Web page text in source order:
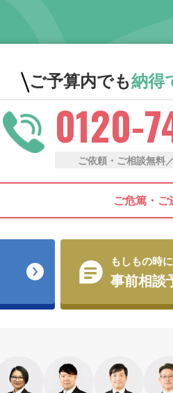
ご予算内でも納得
0120-
ご依頼・ご相談無料
ご危篤・ご
もしもの時
事前相談